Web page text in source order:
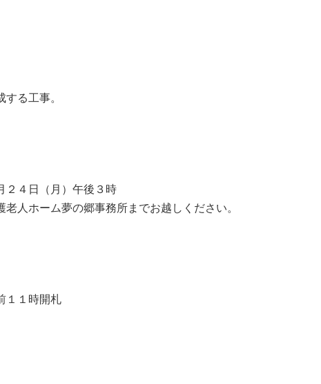
る工事。
２４日（月）午後３時
人ホーム夢の郷事務所までお越しください。
１時開札